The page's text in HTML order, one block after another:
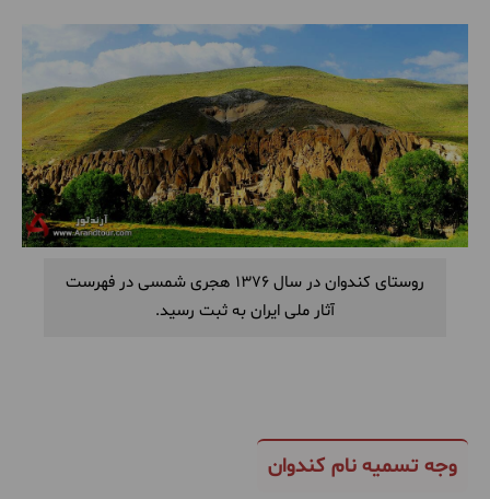
روستای کندوان در سال 1376 هجری شمسی در فهرست
آثار ملی ایران به ثبت رسید.
وجه تسمیه نام کندوان